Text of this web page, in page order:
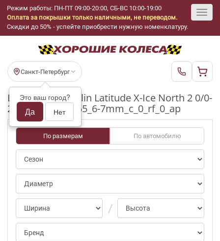
Режим работы: ПН-ПТ 09:00-20:00, СБ-ВС 10:00-19:00
Оплата за покрышки только наличными, не переводом.
Скидки до 50% - успейте приобрести нужную номенклатуру.
Санкт-Петербург
Это ваш город?
Да Нет
Шины бу Michelin Latitude X-Ice North 2 0/0-
25pct R18_255_55_6-7mm_c_0_rf_0_ap
По размерам По автомобилю